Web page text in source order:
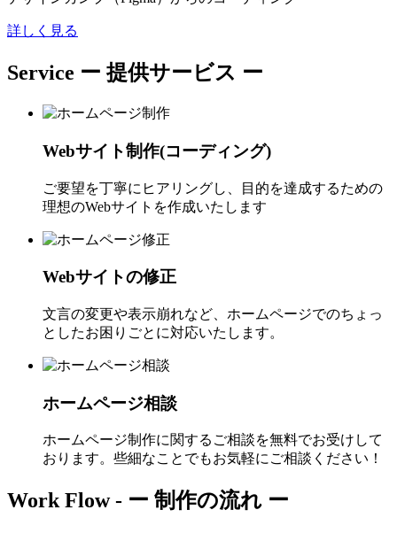
詳しく見る
Service ー 提供サービス ー
Webサイト制作(コーディング)
ご要望を丁寧にヒアリングし、目的を達成するための
理想のWebサイトを作成いたします
Webサイトの修正
文言の変更や表示崩れなど、ホームページでのちょっ
としたお困りごとに対応いたします。
ホームページ相談
ホームページ制作に関するご相談を無料でお受けして
おります。些細なことでもお気軽にご相談ください！
Work Flow - ー 制作の流れ ー